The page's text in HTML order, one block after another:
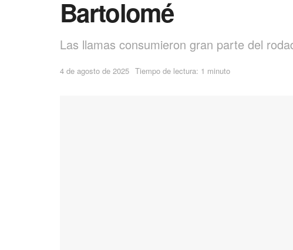
Bartolomé
Las llamas consumieron gran parte del
4 de agosto de 2025 Tiempo de lectura: 1 minuto